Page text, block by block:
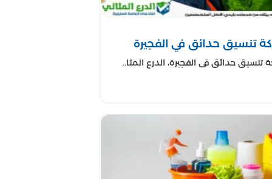
تنسيق حدائق في الفجيرة
تنسيق حدائق في الفجيرة، الدرع المثا..